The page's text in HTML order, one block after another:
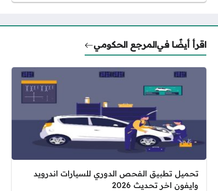
اقرأ أيضًا فيالمرجع الحكومي
تحميل تطبيق الفحص الدوري للسيارات اندرويد
وايفون اخر تحديث 2026